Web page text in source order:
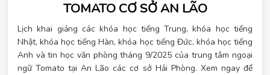
TOMATO CƠ SỞ AN LÃO
Lịch khai giảng các khóa học tiếng Trung, khóa học tiếng
Nhật, khóa học tiếng Hàn, khóa học tiếng Đức, khóa học tiếng
Anh và tin học văn phòng tháng 9/2025 của trung tâm ngoại
ngữ Tomato tại An Lão các cơ sở Hải Phòng. Xem ngay để